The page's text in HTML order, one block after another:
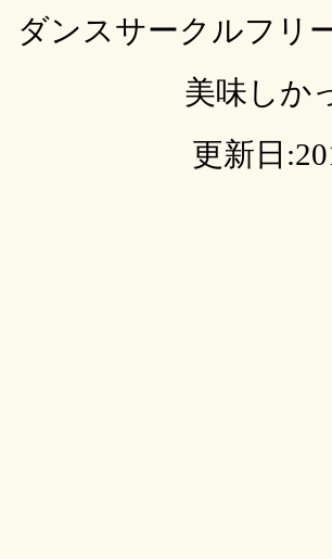
ダンスサークルフリ
美味しか
更新日